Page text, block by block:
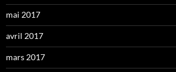
mai 2017
avril 2017
mars 2017